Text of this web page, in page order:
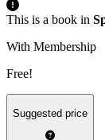
This is a book in
With Membership
Free!
Suggested price